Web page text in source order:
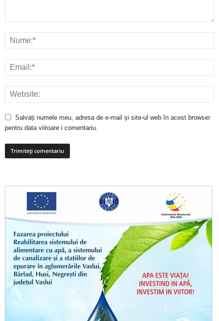
Salvați numele meu, adresa de e-mail și site-ul web în acest browser
pentru data viitoare i comentariu.